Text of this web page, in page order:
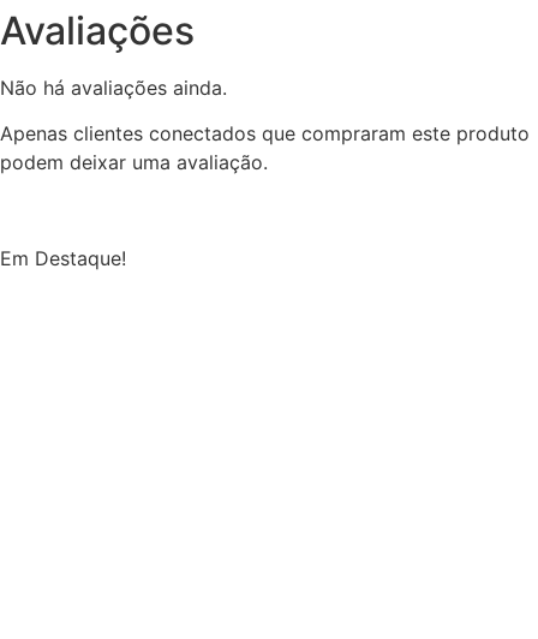
Avaliações
Não há avaliações ainda.
Apenas clientes conectados que compraram este produto
podem deixar uma avaliação.
Em Destaque!